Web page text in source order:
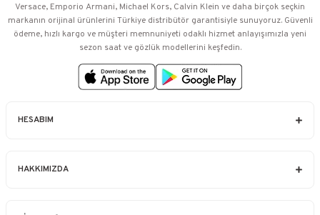
HESABIM
HAKKIMIZDA
Versace, Emporio Armani, Michael Kors, Calvin Klein ve daha birçok seçkin
markanın orijinal ürünlerini Türkiye distribütör garantisiyle sunuyoruz. Güvenli
ödeme, hızlı kargo ve müşteri memnuniyeti odaklı hizmet anlayışımızla yeni
sezon saat ve gözlük modellerini keşfedin.